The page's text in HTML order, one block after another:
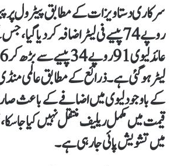
روپے 74 پیسے فی لیٹر اضافہ کر دیا
لیٹر ہو گئی ہے۔ذرائع کے مطابق عالمی
کے باوجود لیوی میں اضافے کے باعث
قیمت میں مکمل ریلیف منتقل نہیں کیا جا
میں تشویش پائی جا رہی ہے۔